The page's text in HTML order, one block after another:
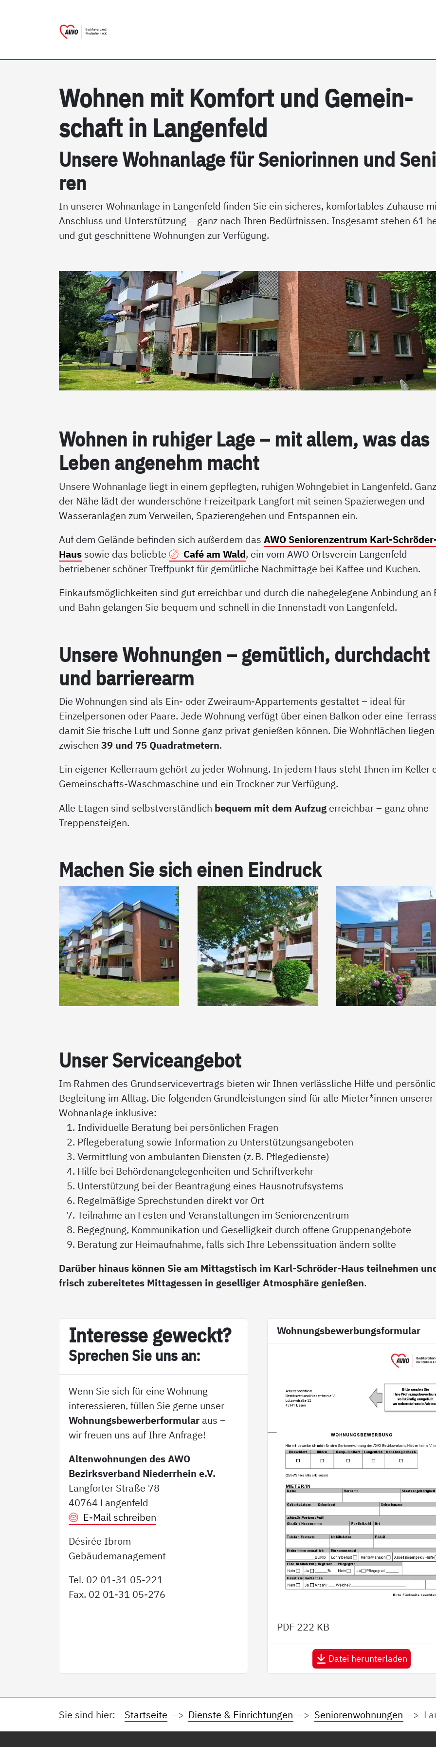
Woh­nen mit Kom­fort und Ge­mein­
schaft in Lan­gen­feld
Un­se­re Wohn­an­la­ge für Se­nio­rin­nen und
ren
In unserer Wohnanlage in Langenfeld finden Sie ein sicheres, komfortables Zuhause
Anschluss und Unterstützung – ganz nach Ihren Bedürfnissen. Insgesamt stehen 61
und gut geschnittene Wohnungen zur Verfügung.
Woh­nen in ru­hi­ger La­ge – mit al­lem, was das
Le­ben an­ge­nehm macht
Unsere Wohnanlage liegt in einem gepflegten, ruhigen Wohngebiet in Langenfeld.
der Nähe lädt der wunderschöne Freizeitpark Langfort mit seinen Spazierwegen und
Wasseranlagen zum Verweilen, Spazierengehen und Entspannen ein.
Auf dem Gelände befinden sich außerdem dasAWO Seniorenzentrum Karl-
Haus sowie das beliebte Café am Wald, ein vom AWO Ortsverein Langenfeld
betriebener schöner Treffpunkt für gemütliche Nachmittage bei Kaffee und Kuchen.
Einkaufsmöglichkeiten sind gut erreichbar und durch die nahegelegene Anbindung an
und Bahn gelangen Sie bequem und schnell in die Innenstadt von Langenfeld.
Un­se­re Woh­nun­gen – ge­müt­lich, durch­dacht
und bar­rie­re­arm
Die Wohnungen sind als Ein- oder Zweiraum-Appartements gestaltet – ideal für
Einzelpersonen oder Paare. Jede Wohnung verfügt über einen Balkon oder eine
damit Sie frische Luft und Sonne ganz privat genießen können. Die Wohnflächen liegen
zwischen39 und 75 Quadratmetern.
Ein eigener Kellerraum gehört zu jeder Wohnung. In jedem Haus steht Ihnen im Keller
Gemeinschafts-Waschmaschine und ein Trockner zur Verfügung.
Alle Etagen sind selbstverständlich bequem mit dem Aufzug erreichbar – ganz ohne
Treppensteigen.
Ma­chen Sie sich ei­nen Ein­druck
Un­ser Ser­vice­an­ge­bot
Im Rahmen des Grundservicevertrags bieten wir Ihnen verlässliche Hilfe und
Begleitung im Alltag. Die folgenden Grundleistungen sind für alle Mieter*innen unserer
Wohnanlage inklusive:
Individuelle Beratung bei persönlichen Fragen
Pflegeberatung sowie Information zu Unterstützungsangeboten
Vermittlung von ambulanten Diensten (z. B. Pflegedienste)
Hilfe bei Behördenangelegenheiten und Schriftverkehr
Unterstützung bei der Beantragung eines Hausnotrufsystems
Regelmäßige Sprechstunden direkt vor Ort
Teilnahme an Festen und Veranstaltungen im Seniorenzentrum
Begegnung, Kommunikation und Geselligkeit durch offene Gruppenangebote
Beratung zur Heimaufnahme, falls sich Ihre Lebenssituation ändern sollte
Darüber hinaus können Sie am Mittagstisch im Karl-Schröder-Haus teilnehmen
frisch zubereitetes Mittagessen in geselliger Atmosphäre genießen.
In­ter­es­se ge­weckt?
Sp­re­chen Sie uns an:
Wenn Sie sich für eine Wohnung
interessieren, füllen Sie gerne unser
Wohnungsbewerberformular aus –
wir freuen uns auf Ihre Anfrage!
Altenwohnungen des AWO
Bezirksverband Niederrhein e.V.
Langforter Straße 78
40764 Langenfeld
E-Mail schreiben
Désirée Ibrom
Gebäudemanagement
Tel. 02 01-31 05-221
Fax. 02 01-31 05-276
Wohnungsbewerbungsformular
PDF 222 KB
Datei herunterladen
Sie sind hier: Startseite Dienste & Einrichtungen Seniorenwohnungen